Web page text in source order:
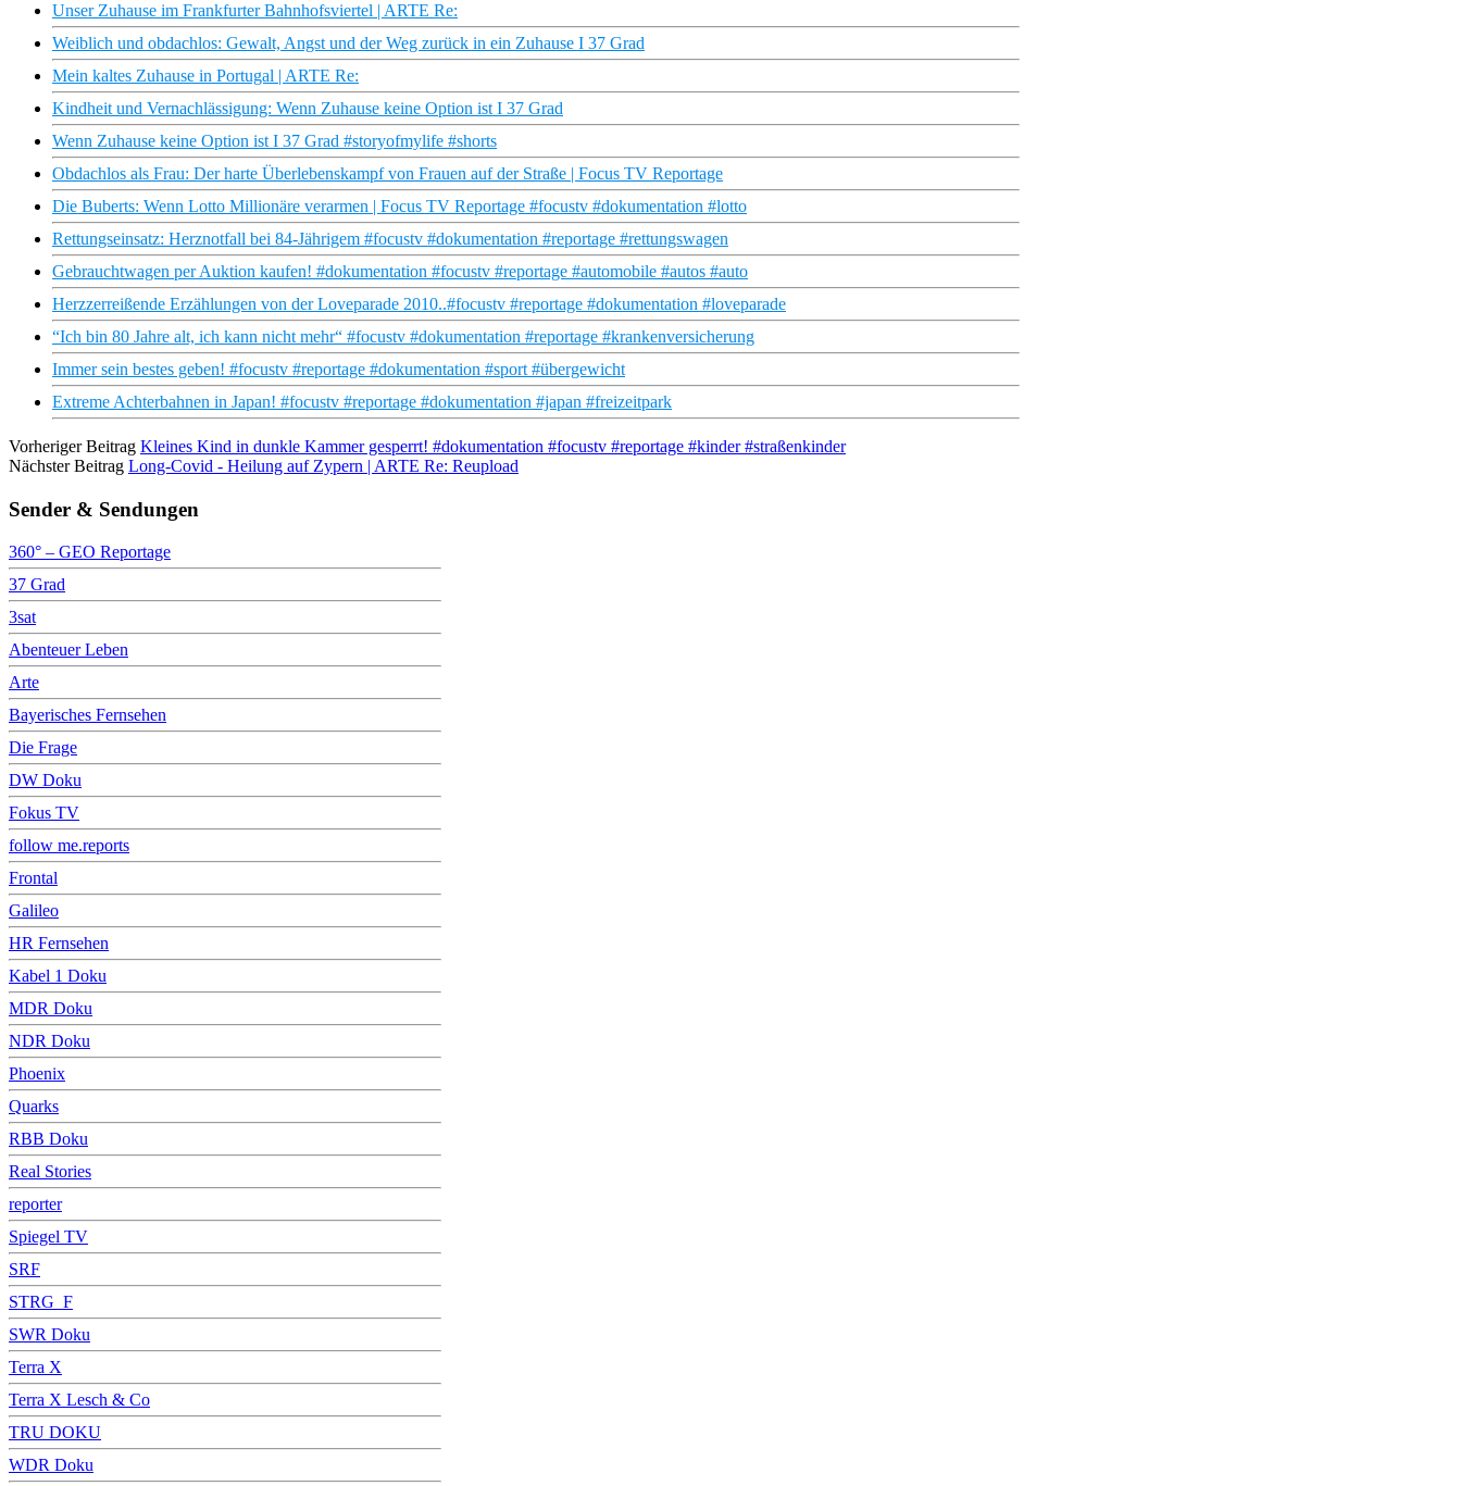
Unser Zuhause im Frankfurter Bahnhofsviertel | ARTE Re:
Weiblich und obdachlos: Gewalt, Angst und der Weg zurück in ein Zuhause I 37 Grad
Mein kaltes Zuhause in Portugal | ARTE Re:
Kindheit und Vernachlässigung: Wenn Zuhause keine Option ist I 37 Grad
Wenn Zuhause keine Option ist I 37 Grad #storyofmylife #shorts
Obdachlos als Frau: Der harte Überlebenskampf von Frauen auf der Straße | Focus TV Reportage
Die Buberts: Wenn Lotto Millionäre verarmen | Focus TV Reportage #focustv #dokumentation #lotto
Rettungseinsatz: Herznotfall bei 84-Jährigem #focustv #dokumentation #reportage #rettungswagen
Gebrauchtwagen per Auktion kaufen! #dokumentation #focustv #reportage #automobile #autos #auto
Herzzerreißende Erzählungen von der Loveparade 2010..#focustv #reportage #dokumentation #loveparade
“Ich bin 80 Jahre alt, ich kann nicht mehr“ #focustv #dokumentation #reportage #krankenversicherung
Immer sein bestes geben! #focustv #reportage #dokumentation #sport #übergewicht
Extreme Achterbahnen in Japan! #focustv #reportage #dokumentation #japan #freizeitpark
Vorheriger Beitrag Kleines Kind in dunkle Kammer gesperrt! #dokumentation #focustv #reportage #kinder #straßenkinder
Nächster Beitrag Long-Covid - Heilung auf Zypern | ARTE Re: Reupload
Sender & Sendungen
360° – GEO Reportage
37 Grad
3sat
Abenteuer Leben
Arte
Bayerisches Fernsehen
Die Frage
DW Doku
Fokus TV
follow me.reports
Frontal
Galileo
HR Fernsehen
Kabel 1 Doku
MDR Doku
NDR Doku
Phoenix
Quarks
RBB Doku
Real Stories
reporter
Spiegel TV
SRF
STRG_F
SWR Doku
Terra X
Terra X Lesch & Co
TRU DOKU
WDR Doku